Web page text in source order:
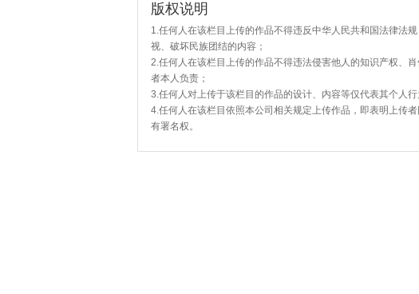
版权说明
1.任何人在该栏目上传的作品不得违反中华人民共和国法律法
视、破坏民族团结的内容；
2.任何人在该栏目上传的作品不得违法侵害他人的知识产权、
者本人负责；
3.任何人对上传于该栏目的作品的设计、内容等仅代表其个人行
4.任何人在该栏目依照本公司相关规定上传作品，即表明上传
有署名权。